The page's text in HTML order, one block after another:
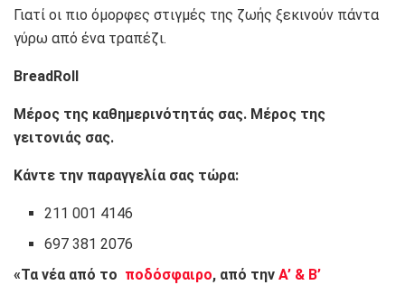
Γιατί οι πιο όμορφες στιγμές της ζωής ξεκινούν πάντα
γύρω από ένα τραπέζι.
BreadRoll
Μέρος της καθημερινότητάς σας. Μέρος της
γειτονιάς σας.
Κάντε την παραγγελία σας τώρα:
211 001 4146
697 381 2076
«Τα νέα από το ποδόσφαιρο, από την Α’ & Β’